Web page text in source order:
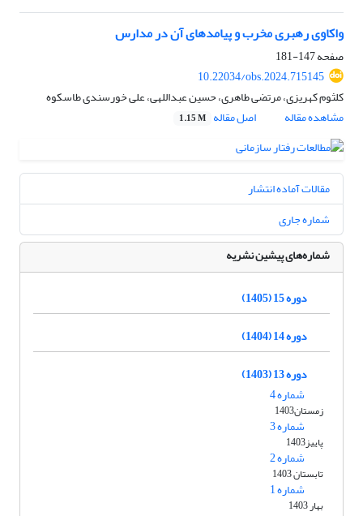
واکاوی رهبری مخرب و پیامدهای آن در مدارس
صفحه147-181
10.22034/obs.2024.715145
کلثوم کهریزی، مرتضی طاهری، حسین عبداللهی، علی خورسندی طاسکوه
مشاهده مقاله
اصل مقاله 1.15 M
مقالات آماده انتشار
شماره جاری
شماره‌های پیشین نشریه
دوره 15 (1405)
دوره 14 (1404)
دوره 13 (1403)
شماره 4
زمستان1403
شماره 3
پاییز1403
شماره 2
تابستان 1403
شماره 1
بهار 1403